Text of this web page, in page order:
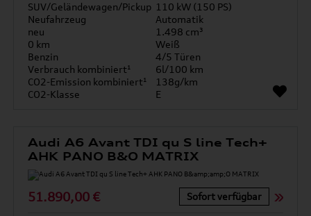
SUV/Geländewagen/Pickup 110 kW (150 PS)
Neufahrzeug
Automatik
neu
1.498 cm³
0 km
Weiß
Benzin
4/5 Türen
Verbrauch kombiniert¹
6l/100 km
CO2-Emission kombiniert¹
138g/km
CO2-Klasse
E
Audi A6 Avant TDI qu S line Tech+
AHK PANO B&O MATRIX
51.890,00 € Sofort verfügbar